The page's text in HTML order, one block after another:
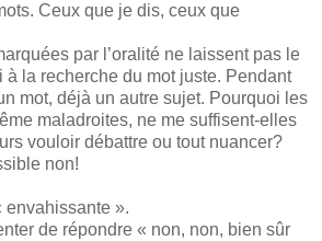
Ceux que je dis, ceux que
par l’oralité ne laissent pas le
à la recherche du mot juste. Pendant
mot, déjà un autre sujet. Pourquoi les
maladroites, ne me suffisent-elles
vouloir débattre ou tout nuancer?
non!
envahissante ».
de répondre « non, non, bien sûr